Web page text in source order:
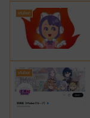
vtuber
vtuber